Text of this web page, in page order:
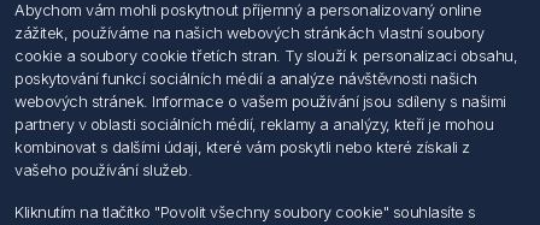
Hledat
Dodržování předpisů
Zásady zpracování osobních údajů fyzických osob
Podmínky zasílání elektronických dokumentu
Všeobecné dodací a obchodní podmínky
Informace o nakládaní s elektroodpadem
Můj účet
Abychom vám mohli poskytnout příjemný a personalizovaný online
zážitek, používáme na našich webových stránkách vlastní soubory
cookie a soubory cookie třetích stran. Ty slouží k personalizaci obsahu,
poskytování funkcí sociálních médií a analýze návštěvnosti našich
webových stránek. Informace o vašem používání jsou sdíleny s našimi
partnery v oblasti sociálních médií, reklamy a analýzy, kteří je mohou
kombinovat s dalšími údaji, které vám poskytli nebo které získali z
vašeho používání služeb.
Kliknutím na tlačítko "Povolit všechny soubory cookie" souhlasíte s